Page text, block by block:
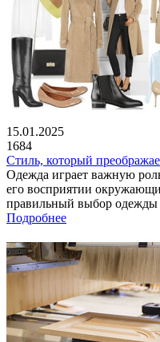
15.01.2025
1684
Стиль, который
Одежда играет важную
его восприятии
правильный выбор одежды
Подробнее